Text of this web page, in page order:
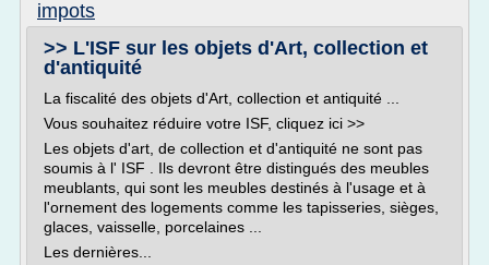
impots
>> L'ISF sur les objets d'Art, collection et
d'antiquité
La fiscalité des objets d'Art, collection et antiquité ...
Vous souhaitez réduire votre ISF, cliquez ici >>
Les objets d'art, de collection et d'antiquité ne sont pas
soumis à l' ISF . Ils devront être distingués des meubles
meublants, qui sont les meubles destinés à l'usage et à
l'ornement des logements comme les tapisseries, sièges,
glaces, vaisselle, porcelaines ...
Les dernières...